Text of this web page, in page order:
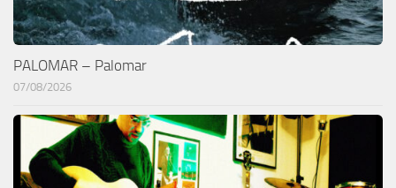
PALOMAR – Palomar
07/08/2026